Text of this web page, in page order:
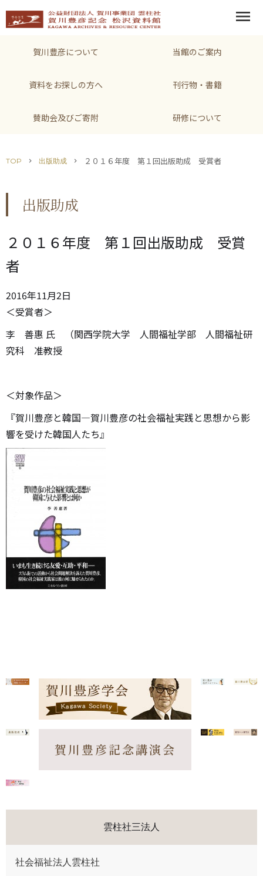
menu
賀川豊彦について 当館のご案内
資料をお探しの方へ 刊行物・書籍
賛助会及びご寄附 研修について
TOP chevron_right 出版助成 chevron_right ２０１６年度 第１回出版助成 受賞者
出版助成
２０１６年度 第１回出版助成 受賞
者
2016年11月2日
＜受賞者＞
李 善惠 氏 （関西学院大学 人間福祉学部 人間福祉研
究科 准教授
＜対象作品＞
『賀川豊彦と韓国―賀川豊彦の社会福祉実践と思想から影
響を受けた韓国人たち』
賀川豊彦記念講演会
雲柱社三法人
社会福祉法人雲柱社